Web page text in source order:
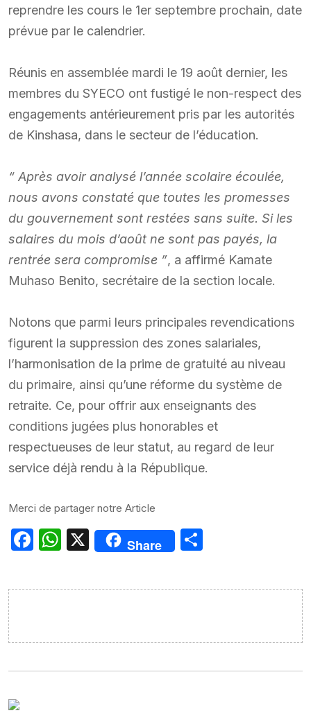
reprendre les cours le 1er septembre prochain, date
prévue par le calendrier.
Réunis en assemblée mardi le 19 août dernier, les
membres du SYECO ont fustigé le non-respect des
engagements antérieurement pris par les autorités
de Kinshasa, dans le secteur de l’éducation.
“ Après avoir analysé l’année scolaire écoulée,
nous avons constaté que toutes les promesses
du gouvernement sont restées sans suite. Si les
salaires du mois d’août ne sont pas payés, la
rentrée sera compromise ”, a affirmé Kamate
Muhaso Benito, secrétaire de la section locale.
Notons que parmi leurs principales revendications
figurent la suppression des zones salariales,
l’harmonisation de la prime de gratuité au niveau
du primaire, ainsi qu’une réforme du système de
retraite. Ce, pour offrir aux enseignants des
conditions jugées plus honorables et
respectueuses de leur statut, au regard de leur
service déjà rendu à la République.
Merci de partager notre Article
Facebook
WhatsApp
X Share